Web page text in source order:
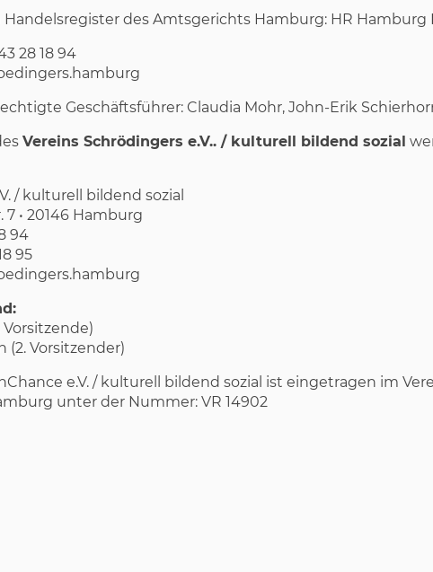
des Amtsgerichts Hamburg: HR Hamburg
28 18 94
Geschäftsführer: Claudia Mohr, John-Erik
Vereins Schrödingers e.V.. / kulturell bildend sozial
/ kulturell bildend sozial
• 20146 Hamburg
94
95
Vorsitzende)
(2. Vorsitzender)
e.V. / kulturell bildend sozial ist eingetragen im
unter der Nummer: VR 14902